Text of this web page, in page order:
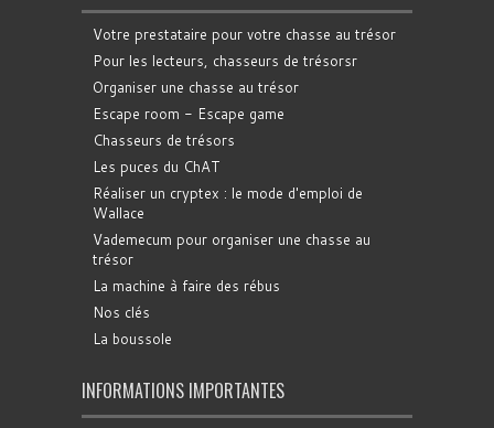
Votre prestataire pour votre chasse au trésor
Pour les lecteurs, chasseurs de trésorsr
Organiser une chasse au trésor
Escape room - Escape game
Chasseurs de trésors
Les puces du ChAT
Réaliser un cryptex : le mode d'emploi de
Wallace
Vademecum pour organiser une chasse au
trésor
La machine à faire des rébus
Nos clés
La boussole
INFORMATIONS IMPORTANTES